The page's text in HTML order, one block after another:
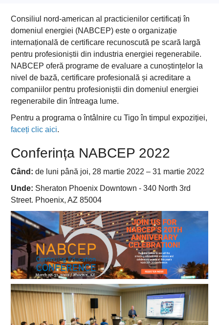
Consiliul nord-american al practicienilor certificați în
domeniul energiei (NABCEP) este o organizație
internațională de certificare recunoscută pe scară largă
pentru profesioniștii din industria energiei regenerabile.
NABCEP oferă programe de evaluare a cunoștințelor la
nivel de bază, certificare profesională și acreditare a
companiilor pentru profesioniștii din domeniul energiei
regenerabile din întreaga lume.
Pentru a programa o întâlnire cu Tigo în timpul expoziției,
faceți clic aici.
Conferința NABCEP 2022
Când: de luni până joi, 28 martie 2022 – 31 martie 2022
Unde: Sheraton Phoenix Downtown - 340 North 3rd
Street. Phoenix, AZ 85004